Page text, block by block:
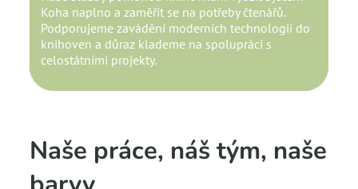
Koha naplno a zaměřit se na potřeby čtenářů.
Podporujeme zavádění moderních technologií do
knihoven a důraz klademe na spolupráci s
celostátními projekty.
Naše práce, náš tým, naše